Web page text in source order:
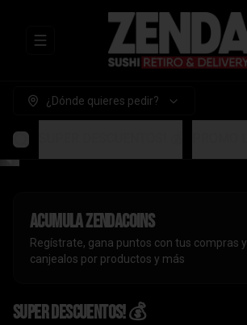
Abrir menu de navegación
¿Dónde quieres pedir?
AcumulaZendaCoins
Regístrate, gana puntos con tus compras y
canjealos por productos y más
SUPER DESCUENTOS! 💰